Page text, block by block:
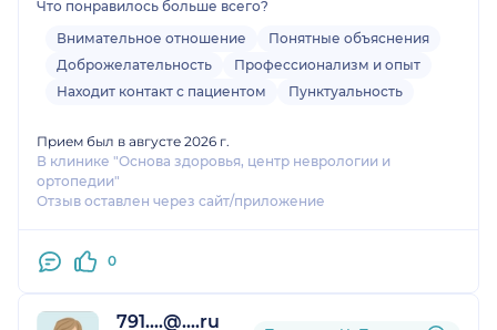
спишут всё на усталость. Но доктор с первой
минуты проявил настоящее внимание и такт.
Выслушал всё до конца, ни разу не перебил,
задавал очень точные уточняющие вопросы,
что ему действительно не всё равно.
Всё объяснил доступным языком — без заумных
терминов, понятно и спокойно. Развеял тревоги,
чётко расписал план действий: какие анализы
дальше действовать по результатам. Назначения
Особенно порадовало, что все анализы можно
Что понравилось больше всего?
Внимательное отношение
Понятные объяснения
Доброжелательность
Профессионализм и опыт
Находит контакт с пациентом
Пунктуальность
Прием был в августе 2026 г.
В клинике "Основа здоровья, центр неврологии и
ортопедии"
Отзыв оставлен через сайт/приложение
0
791....@....ru